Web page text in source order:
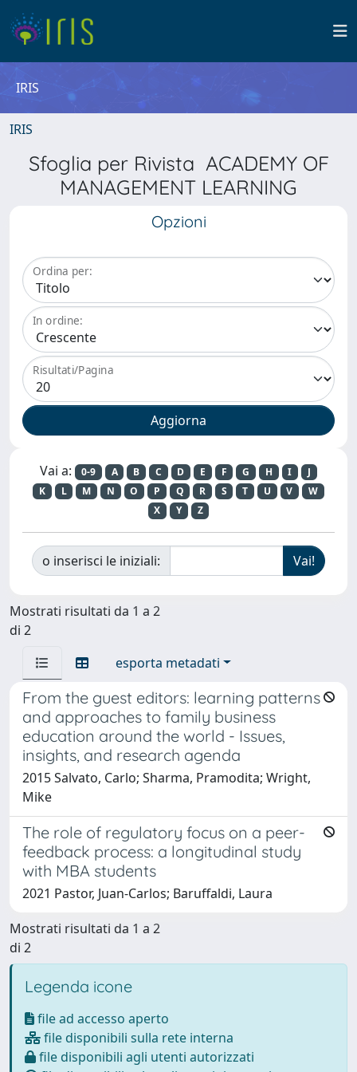
IRIS
IRIS
Sfoglia per Rivista ACADEMY OF
MANAGEMENT LEARNING
Opzioni
Ordina per:
In ordine:
Risultati/Pagina
Vai a: 0-9 A B C D E F G H I
J
K
L M N O P Q R S T U V
W
X
Y Z
o inserisci le iniziali:
Mostrati risultati da 1 a 2
di 2
esporta metadati
From the guest editors: learning patterns
and approaches to family business
education around the world - Issues,
insights, and research agenda
2015 Salvato, Carlo; Sharma, Pramodita; Wright,
Mike
The role of regulatory focus on a peer-
feedback process: a longitudinal study
with MBA students
2021 Pastor, Juan-Carlos; Baruffaldi, Laura
Mostrati risultati da 1 a 2
di 2
Legenda icone
file ad accesso aperto
file disponibili sulla rete interna
file disponibili agli utenti autorizzati